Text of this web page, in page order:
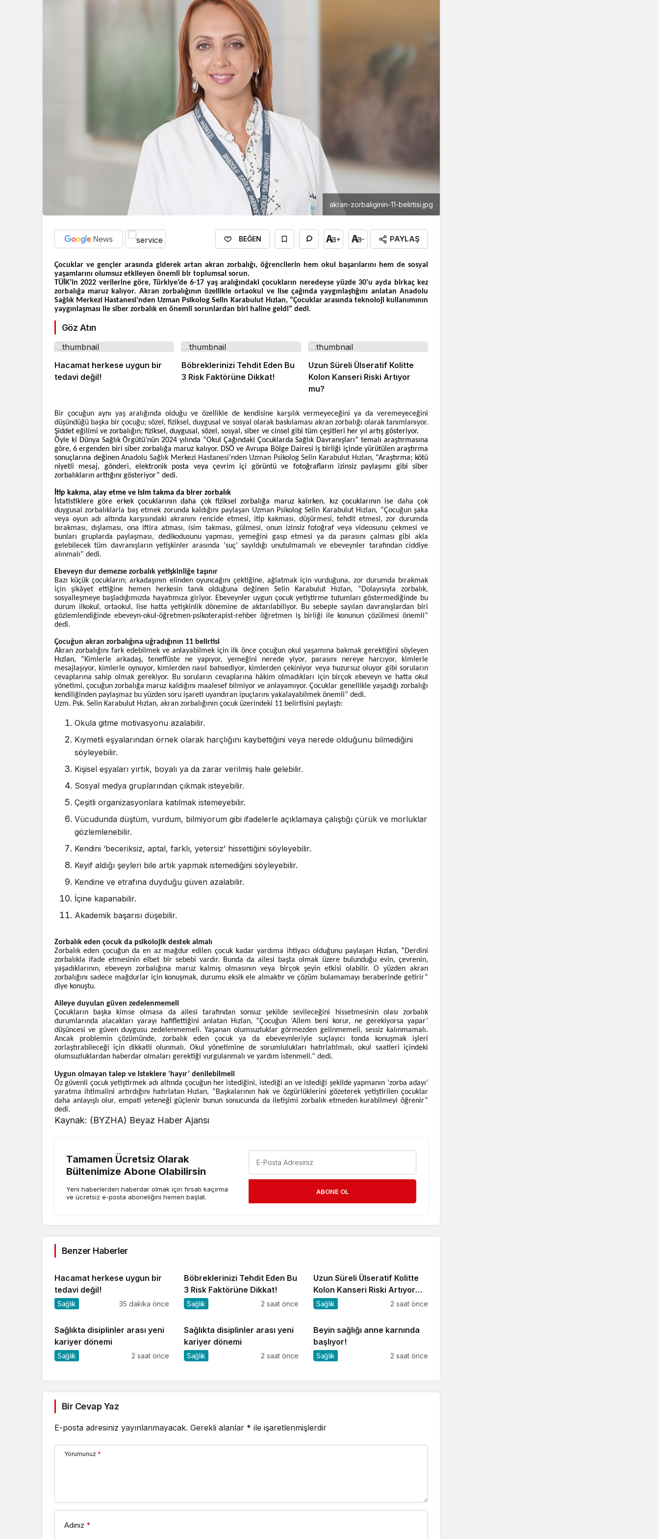
akran-zorbaliginin-11-belirtisi.jpg
BEĞEN + - PAYLAŞ
Çocuklar ve gençler arasında giderek artan akran zorbalığı, öğrencilerin hem okul başarılarını hem de sosyal
yaşamlarını olumsuz etkileyen önemli bir toplumsal sorun.
TÜİK’in 2022 verilerine göre, Türkiye’de 6-17 yaş aralığındaki çocukların neredeyse yüzde 30’u ayda birkaç kez
zorbalığa maruz kalıyor. Akran zorbalığının özellikle ortaokul ve lise çağında yaygınlaştığını anlatan Anadolu
Sağlık Merkezi Hastanesi’nden Uzman Psikolog Selin Karabulut Hızlan, “Çocuklar arasında teknoloji kullanımının
yaygınlaşması ile siber zorbalık en önemli sorunlardan biri haline geldi” dedi.
Göz Atın
Hacamat herkese uygun bir
tedavi değil!
Böbreklerinizi Tehdit Eden Bu
3 Risk Faktörüne Dikkat!
Uzun Süreli Ülseratif Kolitte
Kolon Kanseri Riski Artıyor
mu?
Bir çocuğun aynı yaş aralığında olduğu ve özellikle de kendisine karşılık vermeyeceğini ya da veremeyeceğini
düşündüğü başka bir çocuğu; sözel, fiziksel, duygusal ve sosyal olarak baskılaması akran zorbalığı olarak tanımlanıyor.
Şiddet eğilimi ve zorbalığın; fiziksel, duygusal, sözel, sosyal, siber ve cinsel gibi tüm çeşitleri her yıl artış gösteriyor.
Öyle ki Dünya Sağlık Örgütü’nün 2024 yılında “Okul Çağındaki Çocuklarda Sağlık Davranışları” temalı araştırmasına
göre, 6 ergenden biri siber zorbalığa maruz kalıyor. DSÖ ve Avrupa Bölge Dairesi iş birliği içinde yürütülen araştırma
sonuçlarına değinenAnadolu Sağlık Merkezi Hastanesi’nden Uzman Psikolog Selin Karabulut Hızlan, “Araştırma; kötü
niyetli mesaj, gönderi, elektronik posta veya çevrim içi görüntü ve fotoğrafların izinsiz paylaşımı gibi siber
zorbalıkların arttığını gösteriyor” dedi.
İtip kakma, alay etme ve isim takma da birer zorbalık
İstatistiklere göre erkek çocuklarının daha çok fiziksel zorbalığa maruz kalırken, kız çocuklarının ise daha çok
duygusal zorbalıklarla baş etmek zorunda kaldığını paylaşan Uzman Psikolog Selin Karabulut Hızlan, “Çocuğun şaka
veya oyun adı altında karşısındaki akranını rencide etmesi, itip kakması, düşürmesi, tehdit etmesi, zor durumda
bırakması, dışlaması, ona iftira atması, isim takması, gülmesi, onun izinsiz fotoğraf veya videosunu çekmesi ve
bunları gruplarda paylaşması, dedikodusunu yapması, yemeğini gasp etmesi ya da parasını çalması gibi akla
gelebilecek tüm davranışların yetişkinler arasında ‘suç’ sayıldığı unutulmamalı ve ebeveynler tarafından ciddiye
alınmalı” dedi.
Ebeveyn dur demezse zorbalık yetişkinliğe taşınır
Bazı küçük çocukların; arkadaşının elinden oyuncağını çektiğine, ağlatmak için vurduğuna, zor durumda bırakmak
için şikâyet ettiğine hemen herkesin tanık olduğuna değinen Selin Karabulut Hızlan, “Dolayısıyla zorbalık,
sosyalleşmeye başladığımızda hayatımıza giriyor. Ebeveynler uygun çocuk yetiştirme tutumları göstermediğinde bu
durum ilkokul, ortaokul, lise hatta yetişkinlik dönemine de aktarılabiliyor. Bu sebeple sayılan davranışlardan biri
gözlemlendiğinde ebeveyn-okul-öğretmen-psikoterapist-rehber öğretmen iş birliği ile konunun çözülmesi önemli”
dedi.
Çocuğun akran zorbalığına uğradığının 11 belirtisi
Akran zorbalığını fark edebilmek ve anlayabilmek için ilk önce çocuğun okul yaşamına bakmak gerektiğini söyleyen
Hızlan, “Kimlerle arkadaş, teneffüste ne yapıyor, yemeğini nerede yiyor, parasını nereye harcıyor, kimlerle
mesajlaşıyor, kimlerle oynuyor, kimlerden nasıl bahsediyor, kimlerden çekiniyor veya huzursuz oluyor gibi soruların
cevaplarına sahip olmak gerekiyor. Bu soruların cevaplarına hâkim olmadıkları için birçok ebeveyn ve hatta okul
yönetimi, çocuğun zorbalığa maruz kaldığını maalesef bilmiyor ve anlayamıyor. Çocuklar genellikle yaşadığı zorbalığı
kendiliğinden paylaşmaz bu yüzden soru işareti uyandıran ipuçlarını yakalayabilmek önemli” dedi.
Uzm. Psk. Selin Karabulut Hızlan, akran zorbalığının çocuk üzerindeki 11 belirtisini paylaştı:
Okula gitme motivasyonu azalabilir.
Kıymetli eşyalarından örnek olarak harçlığını kaybettiğini veya nerede olduğunu bilmediğini
söyleyebilir.
Kişisel eşyaları yırtık, boyalı ya da zarar verilmiş hale gelebilir.
Sosyal medya gruplarından çıkmak isteyebilir.
Çeşitli organizasyonlara katılmak istemeyebilir.
Vücudunda düştüm, vurdum, bilmiyorum gibi ifadelerle açıklamaya çalıştığı çürük ve morluklar
gözlemlenebilir.
Kendini ‘beceriksiz, aptal, farklı, yetersiz’ hissettiğini söyleyebilir.
Keyif aldığı şeyleri bile artık yapmak istemediğini söyleyebilir.
Kendine ve etrafına duyduğu güven azalabilir.
İçine kapanabilir.
Akademik başarısı düşebilir.
Zorbalık eden çocuk da psikolojik destek almalı
Zorbalık eden çocuğun da en az mağdur edilen çocuk kadar yardıma ihtiyacı olduğunu paylaşan Hızlan, “Derdini
zorbalıkla ifade etmesinin elbet bir sebebi vardır. Bunda da ailesi başta olmak üzere bulunduğu evin, çevrenin,
yaşadıklarının, ebeveyn zorbalığına maruz kalmış olmasının veya birçok şeyin etkisi olabilir. O yüzden akran
zorbalığını sadece mağdurlar için konuşmak, durumu eksik ele almaktır ve çözüm bulamamayı beraberinde getirir”
diye konuştu.
Aileye duyulan güven zedelenmemeli
Çocukların başka kimse olmasa da ailesi tarafından sonsuz şekilde sevileceğini hissetmesinin olası zorbalık
durumlarında alacakları yarayı hafiflettiğini anlatan Hızlan, “Çocuğun ‘Ailem beni korur, ne gerekiyorsa yapar’
düşüncesi ve güven duygusu zedelenmemeli. Yaşanan olumsuzluklar görmezden gelinmemeli, sessiz kalınmamalı.
Ancak problemin çözümünde, zorbalık eden çocuk ya da ebeveynleriyle suçlayıcı tonda konuşmak işleri
zorlaştırabileceği için dikkatli olunmalı. Okul yönetimine de sorumlulukları hatırlatılmalı, okul saatleri içindeki
olumsuzluklardan haberdar olmaları gerektiği vurgulanmalı ve yardım istenmeli.” dedi.
Uygun olmayan talep ve isteklere ‘hayır’ denilebilmeli
Öz güvenli çocuk yetiştirmek adı altında çocuğun her istediğini, istediği an ve istediği şekilde yapmanın ‘zorba adayı’
yaratma ihtimalini artırdığını hatırlatan Hızlan, “Başkalarının hak ve özgürlüklerini gözeterek yetiştirilen çocuklar
daha anlayışlı olur, empati yeteneği güçlenir bunun sonucunda da iletişimi zorbalık etmeden kurabilmeyi öğrenir”
dedi.
Kaynak: (BYZHA) Beyaz Haber Ajansı
Tamamen Ücretsiz Olarak
Bültenimize Abone Olabilirsin
Yeni haberlerden haberdar olmak için fırsatı kaçırma
ve ücretsiz e-posta aboneliğini hemen başlat.
ABONE OL
Benzer Haberler
Hacamat herkese uygun bir
tedavi değil!
Sağlık 35 dakika önce
Böbreklerinizi Tehdit Eden Bu
3 Risk Faktörüne Dikkat!
Sağlık 2 saat önce
Uzun Süreli Ülseratif Kolitte
Kolon Kanseri Riski Artıyor
mu?
Sağlık 2 saat önce
Sağlıkta disiplinler arası yeni
kariyer dönemi
Sağlık 2 saat önce
Sağlıkta disiplinler arası yeni
kariyer dönemi
Sağlık 2 saat önce
Beyin sağlığı anne karnında
başlıyor!
Sağlık 2 saat önce
Bir Cevap Yaz
E-posta adresiniz yayınlanmayacak. Gerekli alanlar * ile işaretlenmişlerdir
Yorumunuz *
Adınız *